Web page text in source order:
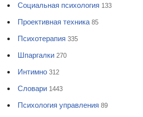
Социальная психология 133
Проективная техника 85
Психотерапия 335
Шпаргалки 270
Интимно 312
Словари 1443
Психология управления 89